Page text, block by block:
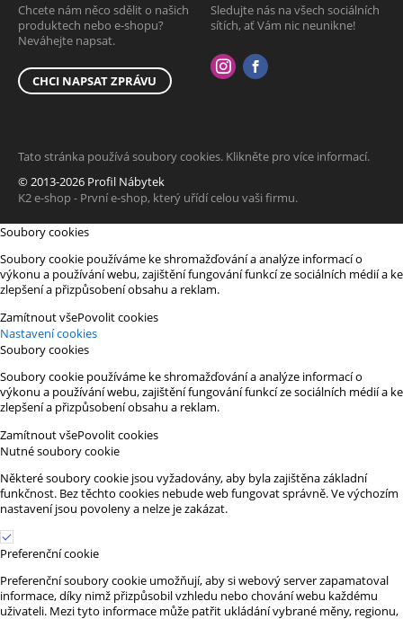
Chcete nám něco sdělit o našich
produktech nebo e-shopu?
Neváhejte napsat.
CHCI NAPSAT ZPRÁVU
Sledujte nás na všech sociálních
sítích, ať Vám nic neunikne!
Tato stránka používá soubory cookies. Klikněte pro více informací.
© 2013-2026 Profil Nábytek
K2 e-shop - První e-shop, který uřídí celou vaši firmu.
Soubory cookies
Soubory cookie používáme ke shromažďování a analýze informací o
výkonu a používání webu, zajištění fungování funkcí ze sociálních médií a ke
zlepšení a přizpůsobení obsahu a reklam.
Zamítnout všePovolit cookies
Nastavení cookies
Soubory cookies
Soubory cookie používáme ke shromažďování a analýze informací o
výkonu a používání webu, zajištění fungování funkcí ze sociálních médií a ke
zlepšení a přizpůsobení obsahu a reklam.
Zamítnout všePovolit cookies
Nutné soubory cookie
Některé soubory cookie jsou vyžadovány, aby byla zajištěna základní
funkčnost. Bez těchto cookies nebude web fungovat správně. Ve výchozím
nastavení jsou povoleny a nelze je zakázat.
Preferenční cookie
Preferenční soubory cookie umožňují, aby si webový server zapamatoval
informace, díky nimž přizpůsobil vzhledu nebo chování webu každému
uživateli. Mezi tyto informace může patřit ukládání vybrané měny, regionu,